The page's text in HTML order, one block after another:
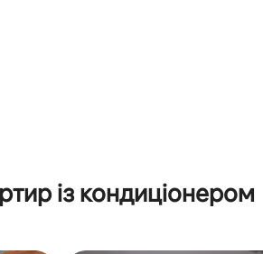
із кондиціонером